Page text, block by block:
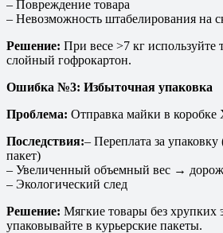
– Повреждение товара
– Невозможность штабелирования на
Решение: При весе >7 кг используйте
слойный гофрокартон.
Ошибка №3: Избыточная упаковка
Проблема: Отправка майки в коробке
Последствия:– Переплата за упаковку
пакет)
– Увеличенный объемный вес →
– Экологический след
Решение: Мягкие товары без хрупких
упаковывайте в курьерские пакеты.